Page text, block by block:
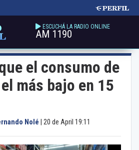
ESCUCHÁ LA RADIO ONLINE
AM 1190
el consumo de
más bajo en 15
Nolé 20 de April 19:11